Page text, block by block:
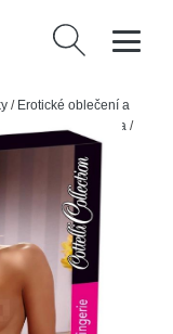
Vyhledávání
/ Erotické oblečení a
kalhotky a tanga /